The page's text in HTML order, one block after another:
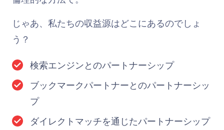
じゃあ、私たちの収益源はどこにあるのでしょ
う？
検索エンジンとのパートナーシップ
ブックマークパートナーとのパートナーシッ
プ
ダイレクトマッチを通じたパートナーシップ